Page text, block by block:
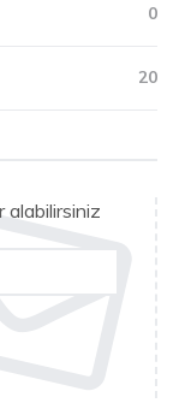
0
20
alabilirsiniz